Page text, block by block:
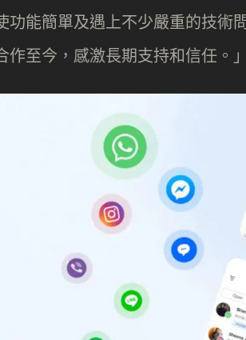
功能簡單及遇上不少嚴重的技術
作至今，感激長期支持和信任。」